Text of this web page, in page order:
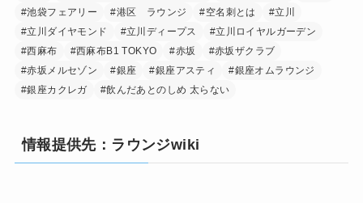
#池袋フェアリー
#港区 ラウンジ #空名刺とは
#立川
#立川ダイヤモンド
#立川ディープス
#立川ロイヤルガーデン
#西麻布
#西麻布B1 TOKYO #赤坂
#赤坂ザクラブ
#赤坂メルセゾン
#銀座 #銀座アスティ
#銀座オムラウンジ
#銀座カクレガ
#飲んだあとのしめ 太らない
情報提供先：ラウンジwiki